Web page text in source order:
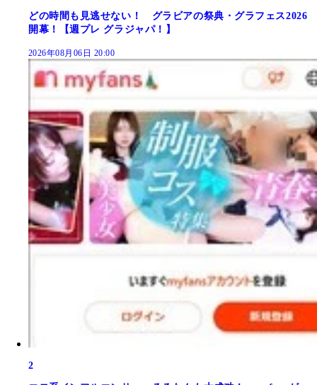
どの時間も見逃せない！ グラビアの祭典・グラフェス2026
開幕！【週プレ グラジャパ！】
2026年08月06日 20:00
2